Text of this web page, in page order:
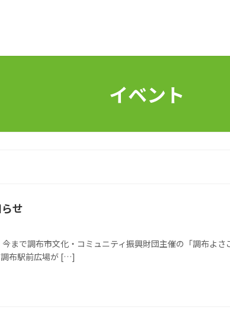
イベント
せ
まで調布市文化・コミュニティ振興財団主催の「調布よ
調布駅前広場が […]